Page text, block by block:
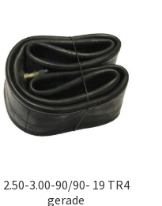
2.50-3.00-90/90- 19 TR4
gerade